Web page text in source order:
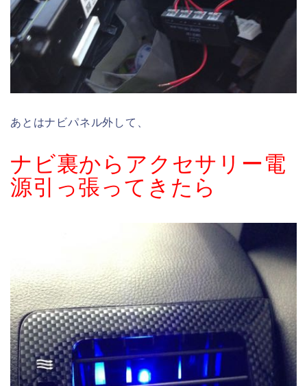
あとはナビパネル外して、
ナビ裏からアクセサリー電
源引っ張ってきたら